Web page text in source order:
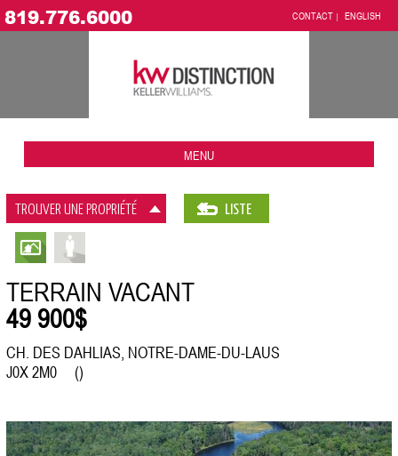
819.776.6000 CONTACT ENGLISH
MENU
TROUVER UNE PROPRIÉTÉ LISTE
TERRAIN VACANT
49 900$
CH. DES DAHLIAS, NOTRE-DAME-DU-LAUS
J0X 2M0 ()